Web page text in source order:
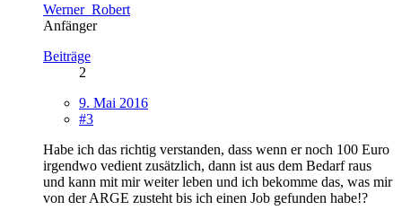
Werner_Robert
Anfänger
Beiträge
2
9. Mai 2016
#3
Habe ich das richtig verstanden, dass wenn er noch 100 Euro
irgendwo vedient zusätzlich, dann ist aus dem Bedarf raus
und kann mit mir weiter leben und ich bekomme das, was mir
von der ARGE zusteht bis ich einen Job gefunden habe!?